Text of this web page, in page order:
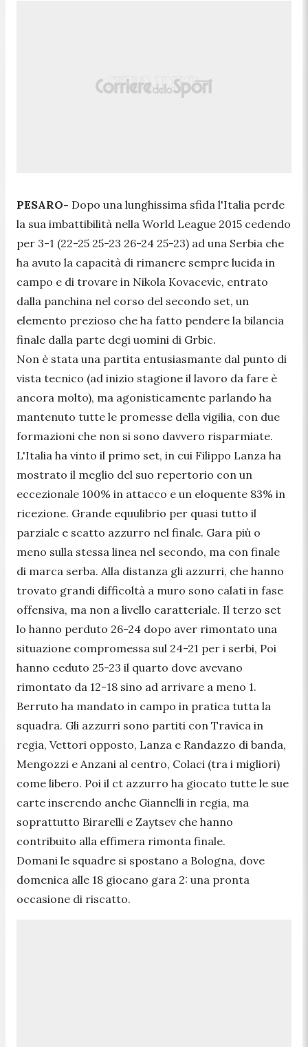
PESARO- Dopo una lunghissima sfida l'Italia perde
la sua imbattibilità nella World League 2015 cedendo
per 3-1 (22-25 25-23 26-24 25-23) ad una Serbia che
ha avuto la capacità di rimanere sempre lucida in
campo e di trovare in Nikola Kovacevic, entrato
dalla panchina nel corso del secondo set, un
elemento prezioso che ha fatto pendere la bilancia
finale dalla parte degi uomini di Grbic.
Non è stata una partita entusiasmante dal punto di
vista tecnico (ad inizio stagione il lavoro da fare è
ancora molto), ma agonisticamente parlando ha
mantenuto tutte le promesse della vigilia, con due
formazioni che non si sono davvero risparmiate.
L'Italia ha vinto il primo set, in cui Filippo Lanza ha
mostrato il meglio del suo repertorio con un
eccezionale 100% in attacco e un eloquente 83% in
ricezione. Grande equulibrio per quasi tutto il
parziale e scatto azzurro nel finale. Gara più o
meno sulla stessa linea nel secondo, ma con finale
di marca serba. Alla distanza gli azzurri, che hanno
trovato grandi difficoltà a muro sono calati in fase
offensiva, ma non a livello caratteriale. Il terzo set
lo hanno perduto 26-24 dopo aver rimontato una
situazione compromessa sul 24-21 per i serbi, Poi
hanno ceduto 25-23 il quarto dove avevano
rimontato da 12-18 sino ad arrivare a meno 1.
Berruto ha mandato in campo in pratica tutta la
squadra. Gli azzurri sono partiti con Travica in
regia, Vettori opposto, Lanza e Randazzo di banda,
Mengozzi e Anzani al centro, Colaci (tra i migliori)
come libero. Poi il ct azzurro ha giocato tutte le sue
carte inserendo anche Giannelli in regia, ma
soprattutto Birarelli e Zaytsev che hanno
contribuito alla effimera rimonta finale.
Domani le squadre si spostano a Bologna, dove
domenica alle 18 giocano gara 2: una pronta
occasione di riscatto.